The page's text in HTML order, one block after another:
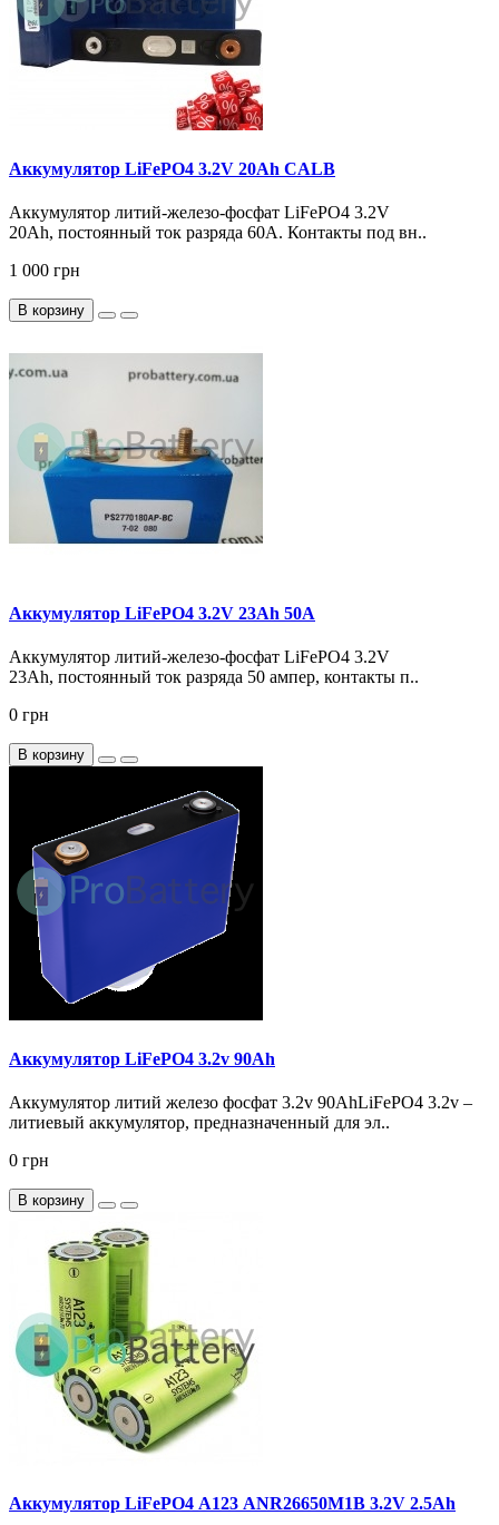
Аккумулятор LiFePO4 3.2V 20Ah CALB
Аккумулятор литий-железо-фосфат LiFePO4 3.2V
20Ah, постоянный ток разряда 60А. Контакты под вн..
1 000 грн
В корзину
Аккумулятор LiFePO4 3.2V 23Ah 50А
Аккумулятор литий-железо-фосфат LiFePO4 3.2V
23Ah, постоянный ток разряда 50 ампер, контакты п..
0 грн
В корзину
Аккумулятор LiFePO4 3.2v 90Ah
Аккумулятор литий железо фосфат 3.2v 90AhLiFePO4 3.2v –
литиевый аккумулятор, предназначенный для эл..
0 грн
В корзину
Аккумулятор LiFePO4 А123 ANR26650M1B 3.2V 2.5Ah